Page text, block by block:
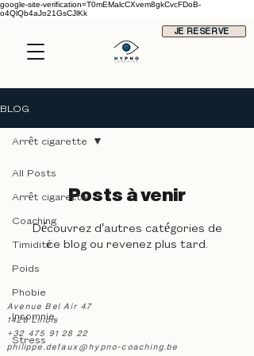
google-site-verification=T0mEMalcCXvem8gkCvcFDoB-
o4QlQb4aJo21GsCJlKk
JE RESERVE
BLOG
All Posts
Arrêt cigarette
Coaching
Timidité
Poids
Phobie
Insomnie
Stress
Arrêt cigarette
Posts à venir
Découvrez d'autres catégories de
ce blog ou revenez plus tard.
Avenue Bel Air 47
1428 Lillois
+32 475 91 28 22
philippe.defaux@hypno-coaching.be